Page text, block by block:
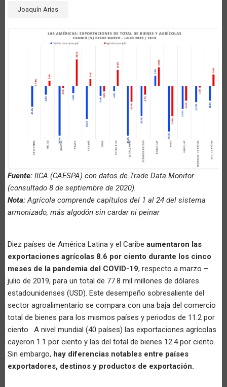
Joaquín Arias
Fuente: IICA (CAESPA) con datos de Trade Data Monitor
(consultado 8 de septiembre de 2020).
Nota:Agrícola comprende capítulos del 1 al 24 del sistema
armonizado, más algodón sin cardar ni peinar
Diez países de América Latina y el Caribe aumentaron las
exportaciones agrícolas 8.6 por ciento durante los cinco
meses de la pandemia del COVID-19, respecto a marzo –
julio de 2019, para un total de 77.8 mil millones de dólares
estadounidenses (USD). Este desempeño sobresaliente del
sector agroalimentario se compara con una baja del comercio
total de bienes para los mismos países y periodos de 11.2 por
ciento. A nivel mundial (40 países) las exportaciones agrícolas
cayeron 1.1 por ciento y las del total de bienes 12.4 por ciento.
Sin embargo, hay diferencias notables entre países
exportadores, destinos y productos de exportación.